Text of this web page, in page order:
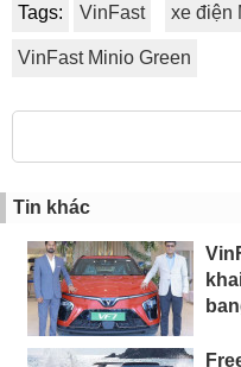
Tags: VinFast xe điện
VinFast Minio Green
Tin khác